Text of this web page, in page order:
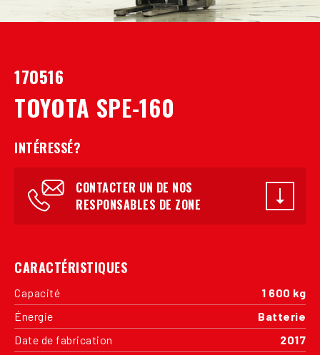
170516
TOYOTA SPE-160
INTÉRESSÉ?
CONTACTER UN DE NOS
RESPONSABLES DE ZONE
CARACTÉRISTIQUES
Capacité
1 600 kg
Énergie
Batterie
Date de fabrication
2017